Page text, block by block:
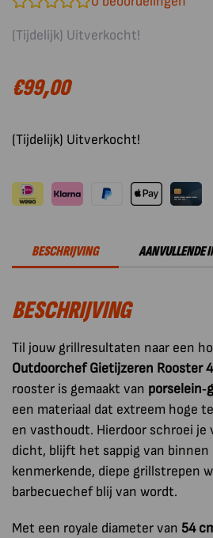
(Tijdelijk) Uitverkocht!
€99,00
(Tijdelijk) Uitverkocht!
BESCHRIJVING AANVULLENDE
BESCHRIJVING
Til jouw grillresultaten naar een
Outdoorchef Gietijzeren Rooster
rooster is gemaakt van
een materiaal dat extreem hoge
en vasthoudt. Hierdoor schroei je
dicht, blijft het sappig van binnen
kenmerkende, diepe grillstrepen
barbecuechef blij van wordt.
Met een royale diameter van 54